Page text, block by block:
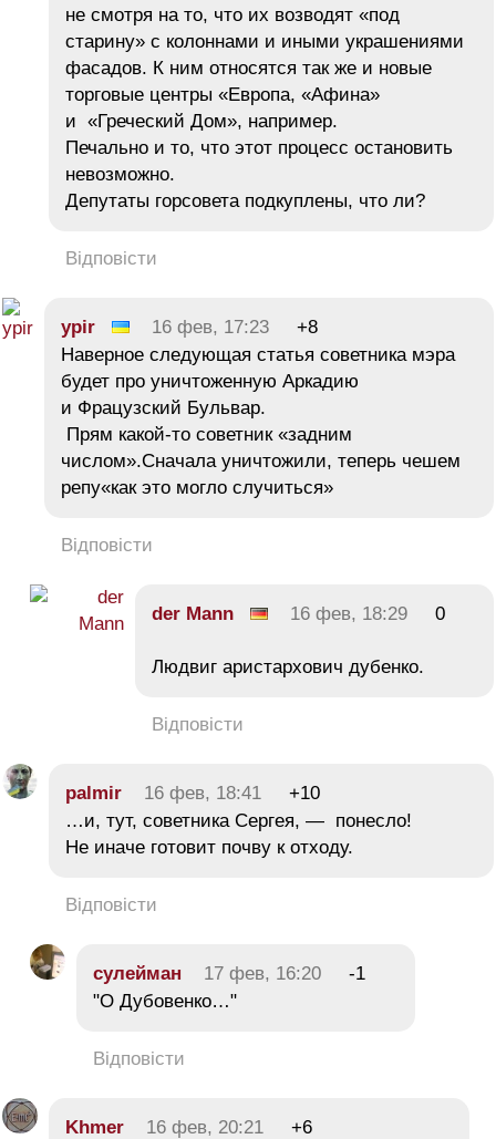
не смотря на то, что их возводят «под
старину» с колоннами и иными украшениями
фасадов. К ним относятся так же и новые
торговые центры «Европа, «Афина»
и «Греческий Дом», например.
Печально и то, что этот процесс остановить
невозможно.
Депутаты горсовета подкуплены, что ли?
Відповісти
ypir 16 фев, 17:23
+8
Наверное следующая статья советника мэра
будет про уничтоженную Аркадию
и Фрацузский Бульвар.
Прям какой-то советник «задним
числом».Сначала уничтожили, теперь чешем
репу«как это могло случиться»
Відповісти
der Mann 16 фев, 18:29 0
Людвиг аристархович дубенко.
Відповісти
palmir 16 фев, 18:41
+10
…и, тут, советника Сергея, — понесло!
Не иначе готовит почву к отходу.
Відповісти
сулейман 17 фев, 16:20
-1
"О Дубовенко…"
Відповісти
Khmer 16 фев, 20:21
+6